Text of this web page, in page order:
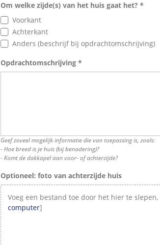
Om welke zijde(s) van het huis gaat het? *
Voorkant
Achterkant
Anders (beschrijf bij opdrachtomschrijving)
Opdrachtomschrijving *
Geef zoveel mogelijk informatie die van toepassing is, zoals:
- Hoe breed is je huis (bij benadering)?
- Komt de dakkapel aan voor- of achterzijde?
Optioneel: foto van achterzijde huis
computer]